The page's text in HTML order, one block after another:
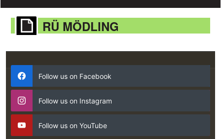
RÜ MÖDLING
Follow us on Facebook
Follow us on Instagram
Follow us on YouTube